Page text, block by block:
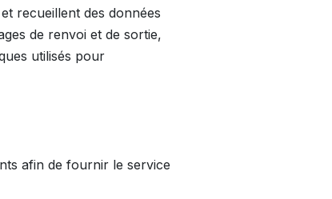
recueillent des données
de renvoi et de sortie,
utilisés pour
afin de fournir le service